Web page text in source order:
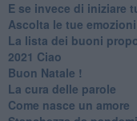
​E se invece di iniziare
​Ascolta le tue
​La lista dei buoni
2021 Ciao
Buon Natale !
​La cura delle parole
​Come nasce un amore